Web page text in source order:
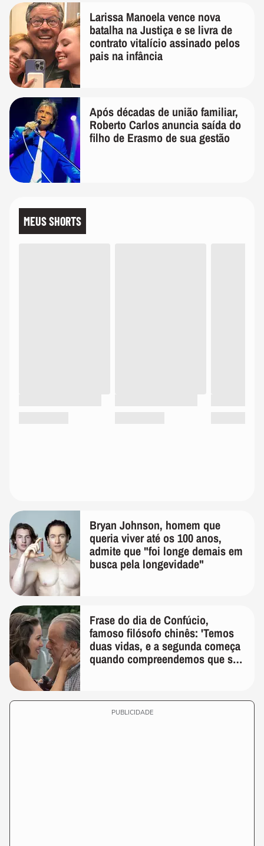
Larissa Manoela vence nova
batalha na Justiça e se livra de
contrato vitalício assinado pelos
pais na infância
Após décadas de união familiar,
Roberto Carlos anuncia saída do
filho de Erasmo de sua gestão
MEUS SHORTS
Bryan Johnson, homem que
queria viver até os 100 anos,
admite que "foi longe demais em
busca pela longevidade"
Frase do dia de Confúcio,
famoso filósofo chinês: 'Temos
duas vidas, e a segunda começa
quando compreendemos que só
PUBLICIDADE